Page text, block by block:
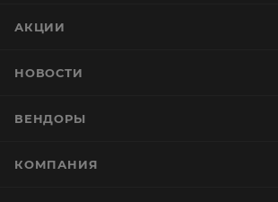
АКЦИИ
НОВОСТИ
ВЕНДОРЫ
КОМПАНИЯ